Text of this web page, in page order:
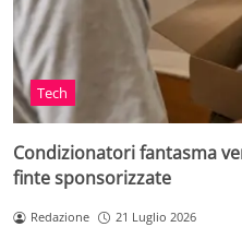
Tech
Condizionatori fantasma
finte sponsorizzate
Redazione 21 Luglio 2026